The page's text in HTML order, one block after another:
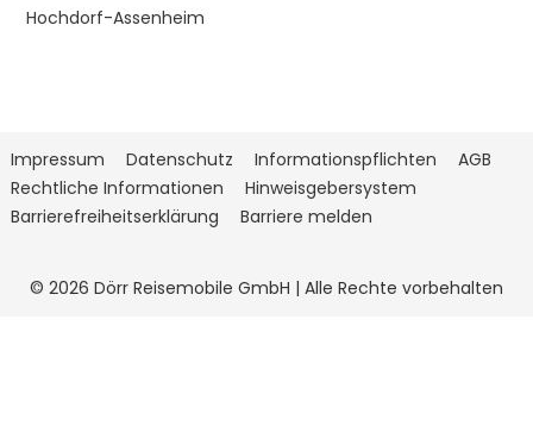
Hochdorf-Assenheim
Impressum Datenschutz Informationspflichten
AGB
Rechtliche Informationen
Hinweisgebersystem
Barrierefreiheitserklärung
Barriere melden
© 2026 Dörr Reisemobile GmbH | Alle Rechte vorbehalten